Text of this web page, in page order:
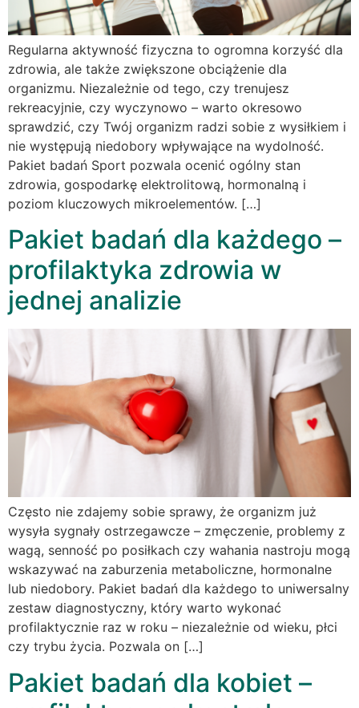
Regularna aktywność fizyczna to ogromna korzyść dla
zdrowia, ale także zwiększone obciążenie dla
organizmu. Niezależnie od tego, czy trenujesz
rekreacyjnie, czy wyczynowo – warto okresowo
sprawdzić, czy Twój organizm radzi sobie z wysiłkiem i
nie występują niedobory wpływające na wydolność.
Pakiet badań Sport pozwala ocenić ogólny stan
zdrowia, gospodarkę elektrolitową, hormonalną i
poziom kluczowych mikroelementów. […]
Pakiet badań dla każdego –
profilaktyka zdrowia w
jednej analizie
Często nie zdajemy sobie sprawy, że organizm już
wysyła sygnały ostrzegawcze – zmęczenie, problemy z
wagą, senność po posiłkach czy wahania nastroju mogą
wskazywać na zaburzenia metaboliczne, hormonalne
lub niedobory. Pakiet badań dla każdego to uniwersalny
zestaw diagnostyczny, który warto wykonać
profilaktycznie raz w roku – niezależnie od wieku, płci
czy trybu życia. Pozwala on […]
Pakiet badań dla kobiet –